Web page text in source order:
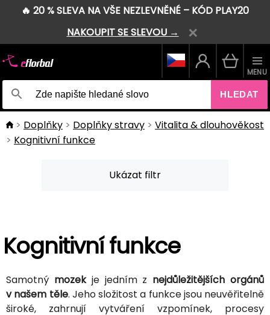
🔥 20 % SLEVA NA VŠE NEZLEVNĚNÉ – KÓD PLAY20
NAKOUPIT SE SLEVOU →
HLEDAT
MENU
Doplňky Doplňky stravy
Vitalita & dlouhověkost
Kognitivní funkce
Ukázat filtr
Kognitivní funkce
Samotný mozekje jedním z nejdůležitějších orgánů
v našem těle. Jeho složitost a funkce jsou neuvěřitelně
široké, zahrnují vytváření vzpomínek, procesy